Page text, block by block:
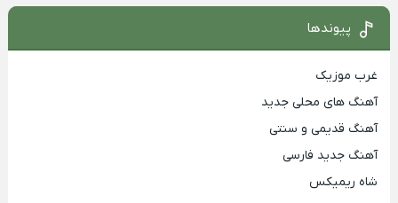
پیوندها
غرب موزیک
آهنگ های محلی جدید
آهنگ قدیمی و سنتی
آهنگ جدید فارسی
شاه ریمیکس